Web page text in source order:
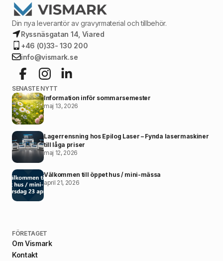
Din nya leverantör av gravyrmaterial och tillbehör.
Ryssnäsgatan 14, Viared
+46 (0)33- 130 200
info@vismark.se
SENASTE NYTT
Information inför sommarsemester
maj 13, 2026
Lagerrensning hos Epilog Laser – Fynda lasermaskiner
till låga priser
maj 12, 2026
Välkommen till öppet hus / mini-mässa
april 21, 2026
FÖRETAGET
Om Vismark
Kontakt